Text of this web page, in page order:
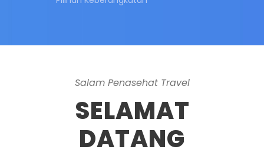
Salam Penasehat Travel
SELAMAT
DATANG